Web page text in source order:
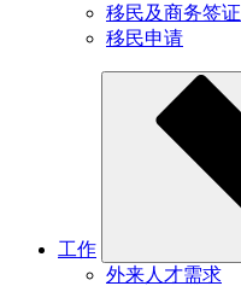
移民及商务签证
移民申请
工作
外来人才需求